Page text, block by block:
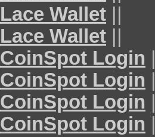
Lace Wallet ||
Lace Wallet ||
CoinSpot Login
CoinSpot Login
CoinSpot Login
CoinSpot Login